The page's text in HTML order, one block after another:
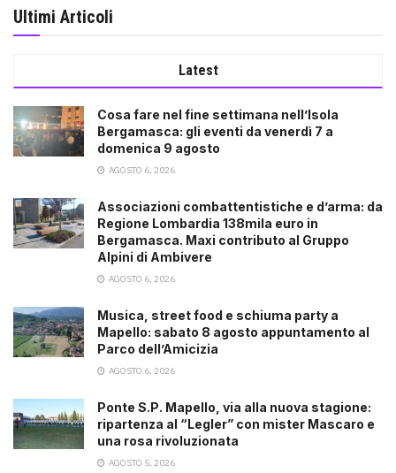
Ultimi Articoli
Latest
Cosa fare nel fine settimana nell’Isola
Bergamasca: gli eventi da venerdì 7 a
domenica 9 agosto
AGOSTO 6, 2026
Associazioni combattentistiche e d’arma: da
Regione Lombardia 138mila euro in
Bergamasca. Maxi contributo al Gruppo
Alpini di Ambivere
AGOSTO 6, 2026
Musica, street food e schiuma party a
Mapello: sabato 8 agosto appuntamento al
Parco dell’Amicizia
AGOSTO 6, 2026
Ponte S.P. Mapello, via alla nuova stagione:
ripartenza al “Legler” con mister Mascaro e
una rosa rivoluzionata
AGOSTO 5, 2026